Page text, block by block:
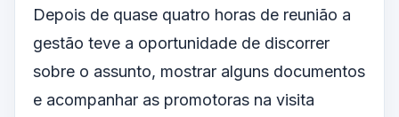
Depois de quase quatro horas de reunião a
gestão teve a oportunidade de discorrer
sobre o assunto, mostrar alguns documentos
e acompanhar as promotoras na visita